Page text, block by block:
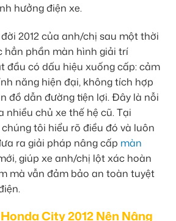
hưởng điện xe.
2012 của anh/chị sau một thời
hẳn phần màn hình giải trí
đầu có dấu hiệu xuống cấp: cảm
năng hiện đại, không tích hợp
đồ dẫn đường tiện lợi. Đây là nỗi
nhiều chủ xe thế hệ cũ. Tại
tôi hiểu rõ điều đó và luôn
ra giải pháp nâng cấp màn
giúp xe anh/chị lột xác hoàn
mà vẫn đảm bảo an toàn tuyệt
City 2012 Nên Nâng